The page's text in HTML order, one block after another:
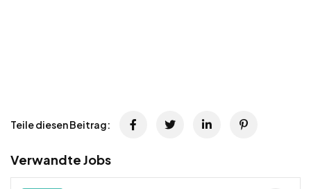
Teile diesen Beitrag:
Verwandte Jobs